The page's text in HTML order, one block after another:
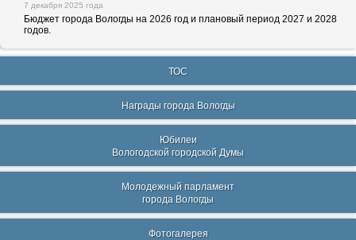
7 декабря 2025 года
Бюджет города Вологды на 2026 год и плановый период 2027 и 2028
годов.
ТОС
Награды города Вологды
Юбилеи
Вологодской городской Думы
Молодежный парламент
города Вологды
Фотогалерея